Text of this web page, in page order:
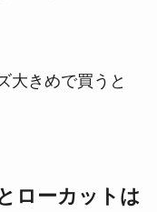
大きめで買うと
ローカットは